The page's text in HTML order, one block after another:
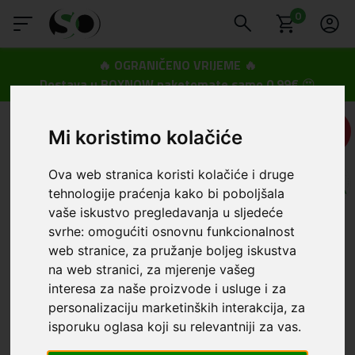
Mi koristimo kolačiće
Ova web stranica koristi kolačiće i druge
tehnologije praćenja kako bi poboljšala
vaše iskustvo pregledavanja u sljedeće
svrhe:omogućiti osnovnu funkcionalnost
web stranice, za pružanje boljeg iskustva
na web stranici, za mjerenje vašeg
interesa za naše proizvode i usluge i za
personalizaciju marketinških interakcija, za
isporuku oglasa koji su relevantniji za vas.
0
🔥 OGRANIČENO VRIJEME 🔥
Dostava u BOXNOW paketomate samo 0,99€😍